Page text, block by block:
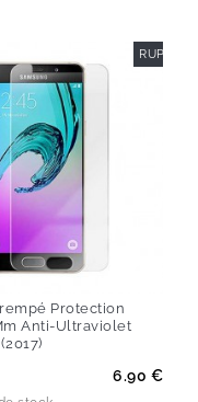
Protection
Anti-Ultraviolet
6.90 €